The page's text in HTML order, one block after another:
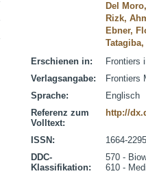
Del
Rizk,
Ebner,
Erschienen in:
Frontiers
Verlagsangabe:
Frontiers
Sprache:
Englisch
Referenz zum
Volltext:
http://
ISSN:
1664-2295
DDC-
Klassifikation:
570 -
610 -